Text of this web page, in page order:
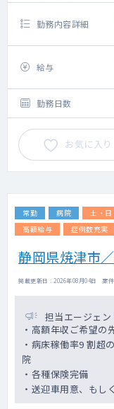
勤務内容詳細
給与
勤務日数
お気に入り
常勤 病院 土・
高額給与
症例数充実
静岡県焼津市
掲載更新日 : 2026年08月04日 案
担当エージェン
・高額年収ご希望の
・病床稼働率9 割超
院
・各種保険完備
・送迎車用意、もし